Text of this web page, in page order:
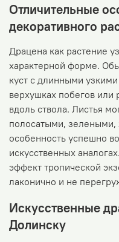
Отличительные
декоративного
Драцена как растение
характерной форме.
куст с длинными
верхушках побегов
вдоль ствола. Листья
полосатыми,
особенность успешно
искусственных
эффект тропической
лаконично и не
Искусственные
Долинску